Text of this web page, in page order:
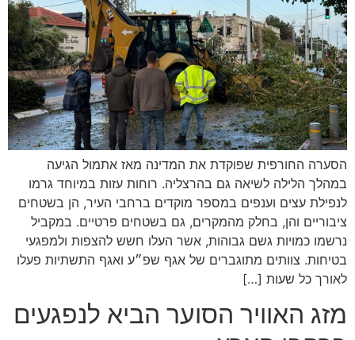
הסערה החורפית שפוקדת את המדינה מאז אתמול הגיעה
במהלך הלילה לשיאה גם בהרצליה. רוחות עזות במיוחד גרמו
לנפילת עצים וענפים במספר מוקדים ברחבי העיר, הן בשטחים
ציבוריים והן, בחלק מהמקרים, גם בשטחים פרטיים. במקביל
נרשמו כמויות גשם גבוהות, אשר העלו חשש להצפות ולמפגעי
בטיחות. צוותים מתוגברים של אגף שפ״ע ואגף התשתיות פעלו
לאורך כל שעות […]
מזג האוויר הסוער הביא לנפגעים